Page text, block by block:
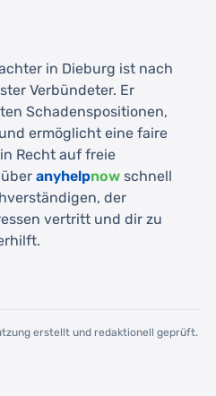
in Dieburg ist nach
Verbündeter. Er
Schadenspositionen,
ermöglicht eine faire
Recht auf freie
anyhelpnow schnell
der
vertritt und dir zu
erstellt und redaktionell geprüft.